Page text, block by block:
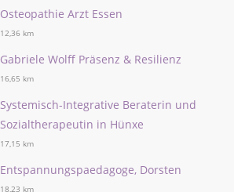
Osteopathie Arzt Essen
12,36 km
Gabriele Wolff Präsenz & Resilienz
16,65 km
Systemisch-Integrative Beraterin und
Sozialtherapeutin in Hünxe
17,15 km
Entspannungspaedagoge, Dorsten
18,23 km